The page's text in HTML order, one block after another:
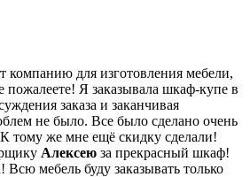
компанию для изготовления мебели,
Я заказывала шкаф-купе в
заказа и заканчивая
не было. Все было сделано очень
тому же мне ещё скидку сделали!
Алексею за прекрасный шкаф!
Всю мебель буду заказывать только